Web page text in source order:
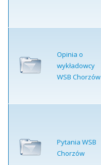
Opinia o
wykładowcy
WSB Chorzów
Pytania WSB
Chorzów